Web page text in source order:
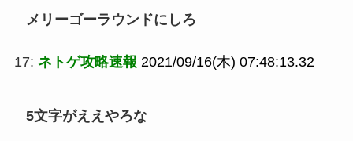
メリーゴーラウンドにしろ
17: ネトゲ攻略速報 2021/09/16(木) 07:48:13.32
5文字がええやろな